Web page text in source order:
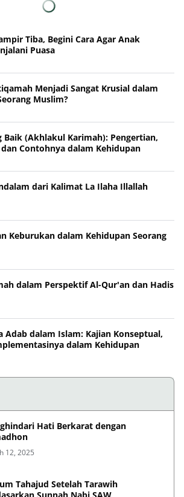
Tiba, Begini Cara Agar Anak
Puasa
Menjadi Sangat Krusial dalam
Muslim?
Baik (Akhlakul Karimah): Pengertian,
Contohnya dalam Kehidupan
dari Kalimat La Ilaha Illallah
Keburukan dalam Kehidupan Seorang
dalam Perspektif Al-Qur'an dan Hadis
Adab dalam Islam: Kajian Konseptual,
dalam Kehidupan
Hati Berkarat dengan
12, 2025
Tahajud Setelah Tarawih